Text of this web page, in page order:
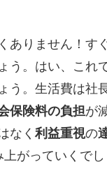
ありません！
う。はい、これ
う。生活費は社
保険料の負担が
なく 利益重視の
上がっていくで